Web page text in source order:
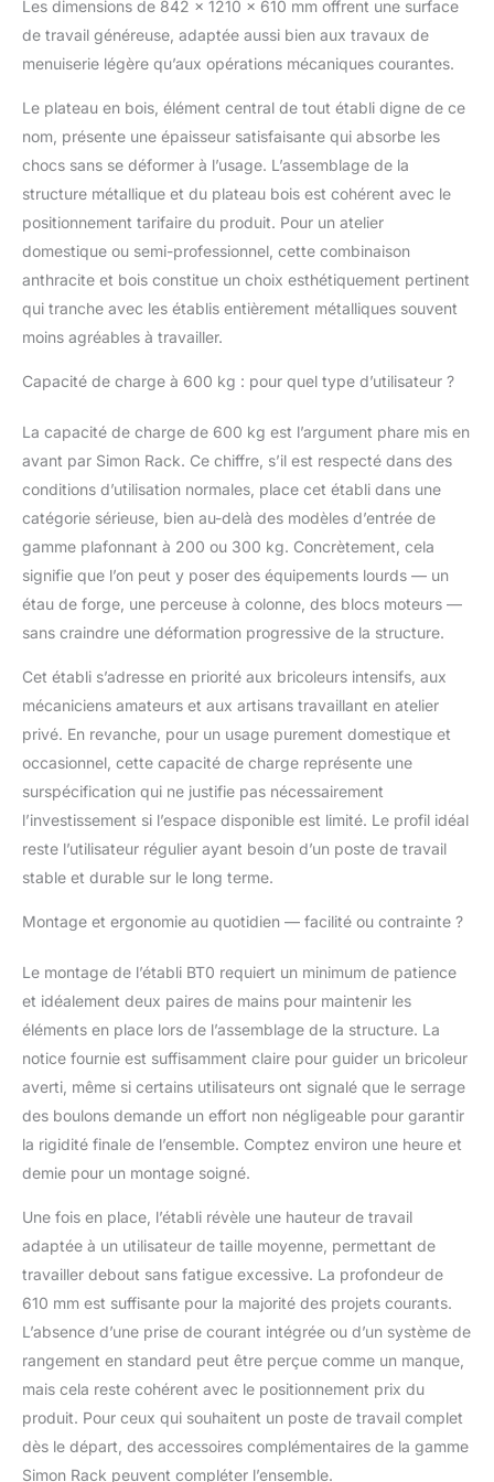
(hauteur, profondeur,
largeur). Capacité de
charge et POINT DE
par niveau, ça veut dire
que lorsqu'on retire la
charge, le plateau
retourne a la forme
originale. Cet avantage
confère une durabilité
accrue dans le temps
et une utilisation
prolongée de nos
étagères. STABILITÉ -
au sol ou accrochée au
pas, étant totalement
rigide. Sa surface de
travail est de 1210x610
mm. QUALITÉ
EUROPÉENNE - L'acier
utilisé pour respecter la
norme EN 10130 est du
DC 01, permettant une
récupération après la
flexion subie. Les
ont une épaisseur de
1,5 mm avec un
revêtement de Z275
sur les pièces
galvanisées, mentre il
tavolo è realizzato in
truciolare di spessore
16 mm. FABRICATION
EUROPÉENNE - Tous
SimonRack sont
ils bénéficient d'une
Les dimensions de 842 x 1210 x 610 mm offrent une surface
de travail généreuse, adaptée aussi bien aux travaux de
menuiserie légère qu’aux opérations mécaniques courantes.
Le plateau en bois, élément central de tout établi digne de ce
nom, présente une épaisseur satisfaisante qui absorbe les
chocs sans se déformer à l’usage. L’assemblage de la
structure métallique et du plateau bois est cohérent avec le
positionnement tarifaire du produit. Pour un atelier
domestique ou semi-professionnel, cette combinaison
anthracite et bois constitue un choix esthétiquement pertinent
qui tranche avec les établis entièrement métalliques souvent
moins agréables à travailler.
Capacité de charge à 600 kg : pour quel type d’utilisateur ?
La capacité de charge de 600 kg est l’argument phare mis en
avant par Simon Rack. Ce chiffre, s’il est respecté dans des
conditions d’utilisation normales, place cet établi dans une
catégorie sérieuse, bien au-delà des modèles d’entrée de
gamme plafonnant à 200 ou 300 kg. Concrètement, cela
signifie que l’on peut y poser des équipements lourds — un
étau de forge, une perceuse à colonne, des blocs moteurs —
sans craindre une déformation progressive de la structure.
Cet établi s’adresse en priorité aux bricoleurs intensifs, aux
mécaniciens amateurs et aux artisans travaillant en atelier
privé. En revanche, pour un usage purement domestique et
occasionnel, cette capacité de charge représente une
surspécification qui ne justifie pas nécessairement
l’investissement si l’espace disponible est limité. Le profil idéal
reste l’utilisateur régulier ayant besoin d’un poste de travail
stable et durable sur le long terme.
Montage et ergonomie au quotidien — facilité ou contrainte ?
Le montage de l’établi BT0 requiert un minimum de patience
et idéalement deux paires de mains pour maintenir les
éléments en place lors de l’assemblage de la structure. La
notice fournie est suffisamment claire pour guider un bricoleur
averti, même si certains utilisateurs ont signalé que le serrage
des boulons demande un effort non négligeable pour garantir
la rigidité finale de l’ensemble. Comptez environ une heure et
demie pour un montage soigné.
Une fois en place, l’établi révèle une hauteur de travail
adaptée à un utilisateur de taille moyenne, permettant de
travailler debout sans fatigue excessive. La profondeur de
610 mm est suffisante pour la majorité des projets courants.
L’absence d’une prise de courant intégrée ou d’un système de
rangement en standard peut être perçue comme un manque,
mais cela reste cohérent avec le positionnement prix du
produit. Pour ceux qui souhaitent un poste de travail complet
dès le départ, des accessoires complémentaires de la gamme
Simon Rack peuvent compléter l’ensemble.